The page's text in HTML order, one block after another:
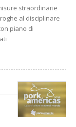
straordinarie
al disciplinare
piano di